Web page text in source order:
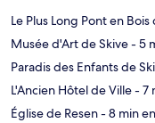
Le Plus Long Pont en
Musée d'Art de Skive- 5
Paradis des Enfants de
L'Ancien Hôtel de Ville- 7
Église de Resen- 8 min